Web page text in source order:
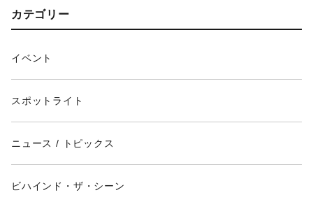
カテゴリー
イベント
スポットライト
ニュース / トピックス
ビハインド・ザ・シーン